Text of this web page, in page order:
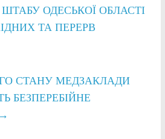
ОДЕСЬКОЇ ОБЛАСТІ
ТА ПЕРЕРВ
СТАНУ МЕДЗАКЛАДИ
БЕЗПЕРЕБІЙНЕ
→